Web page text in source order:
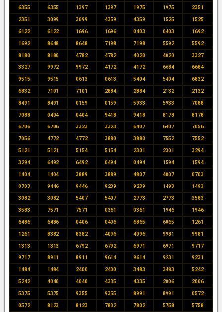
6355 6355 1397 1397 1975 1975 2351
2351 3099 3099 4359 4359 1525 1525
6122 6122 1696 1696 0403 0403 1692
1692 8648 8648 7198 7198 5592 5592
8180 8180 4782 4782 4020 4020 3327
3327 9972 9972 4172 4172 6684 6684
9515 9515 0613 0613 5404 5404 6832
6832 7101 7101 2884 2884 2132 2132
8491 8491 0159 0159 5933 5933 7088
7088 0404 0404 9418 9418 8178 8178
6706 6706 3323 3323 6407 6407 7056
7056 4772 4772 3880 3880 7552 7552
5121 5121 5154 5154 2301 2301 3294
3294 6492 6492 0494 0494 1594 1594
1404 1404 3889 3889 4807 4807 0703
0703 9446 9446 9239 9239 1493 1493
3082 3082 5407 5407 2773 2773 3583
3583 7571 7571 0361 0361 1946 1946
6486 6486 0406 0406 6865 6865 1261
1261 8382 8382 4096 4096 9981 9981
1313 1313 6792 6792 6971 6971 9717
9717 8911 8911 9614 9614 9231 9231
1484 1484 2400 2400 3483 3483 5242
5242 4040 4040 4335 4335 2006 2006
5375 5375 9355 9355 8991 8991 0572
0572 8123 8123 7802 7802 5758 5758